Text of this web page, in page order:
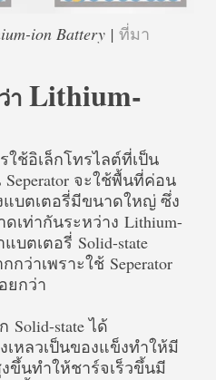
ion Battery | ที่มา
า Lithium-
ใช้อิเล็กโทรไลต์ที่เป็น
จะใช้พื้นที่ค่อน
บตเตอรี่มีขนาดใหญ่ ซึ่ง
เท่ากันระหว่าง Lithium-
แบตเตอรี่ Solid-state
ว่าเพราะใช้ Seperator
ยกว่า
Solid-state ได้
เหลวเป็นของแข็งทำให้มี
ขึ้นทำให้ชาร์จเร็วขึ้นมี